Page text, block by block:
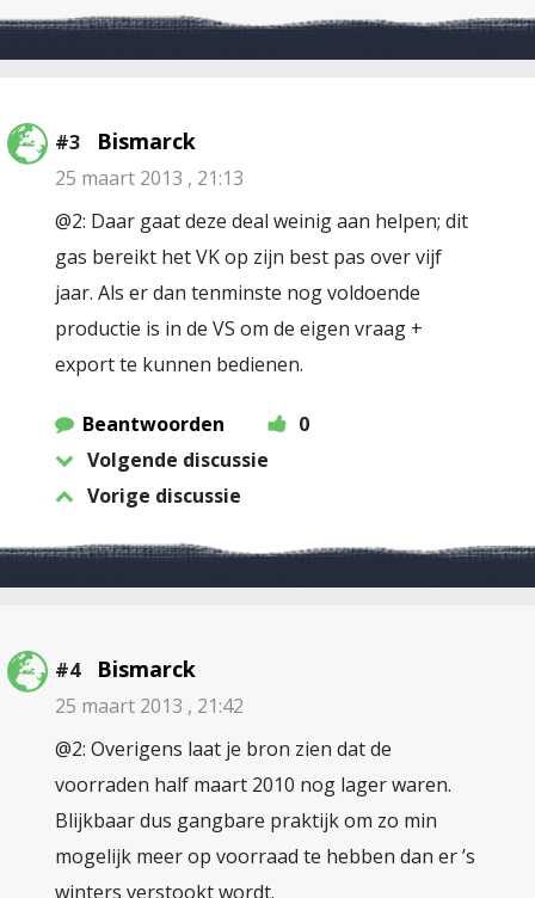
#3 Bismarck
25 maart 2013 , 21:13
@2: Daar gaat deze deal weinig aan helpen; dit
gas bereikt het VK op zijn best pas over vijf
jaar. Als er dan tenminste nog voldoende
productie is in de VS om de eigen vraag +
export te kunnen bedienen.
Beantwoorden
0
Volgende discussie
Vorige discussie
#4 Bismarck
25 maart 2013 , 21:42
@2: Overigens laat je bron zien dat de
voorraden half maart 2010 nog lager waren.
Blijkbaar dus gangbare praktijk om zo min
mogelijk meer op voorraad te hebben dan er ’s
winters verstookt wordt.